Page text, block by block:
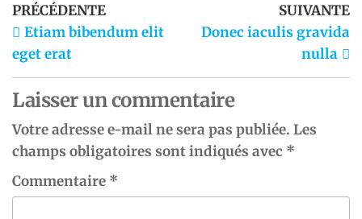
PRÉCÉDENTE
Etiam bibendum elit
eget erat
SUIVANTE
Donec iaculis gravida
nulla
Laisser un commentaire
Votre adresse e-mail ne sera pas publiée. Les
champs obligatoires sont indiqués avec *
Commentaire *